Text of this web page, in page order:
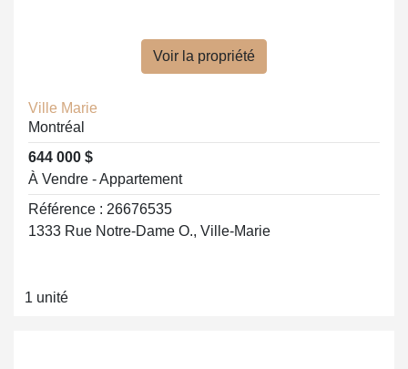
Voir la propriété
Ville Marie
Montréal
644 000 $
À Vendre - Appartement
Référence : 26676535
1333 Rue Notre-Dame O., Ville-Marie
1 unité